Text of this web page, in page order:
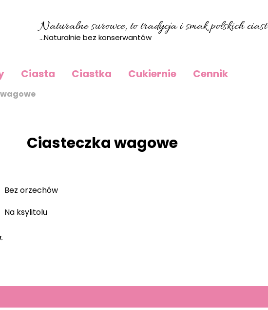
Naturalne surowce, to tradycja i smak polskich ciast
...Naturalnie bez konserwantów
Ciasta Ciastka Cukiernie Cennik
Ciasteczka wagowe
Bez orzechów
Na ksylitolu